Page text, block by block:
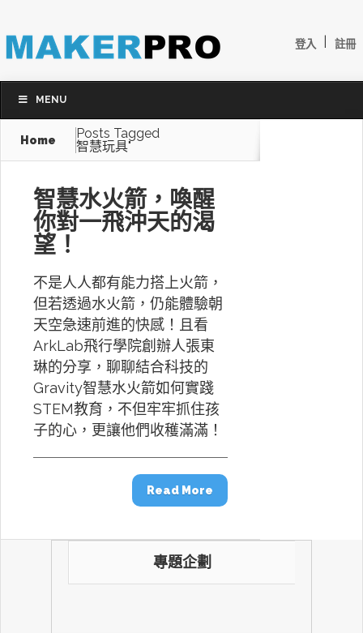
登入 註冊
MENU
Home
Posts Tagged
智慧玩具"
智慧水火箭，喚醒
你對一飛沖天的渴
望！
不是人人都有能力搭上火箭，
但若透過水火箭，仍能體驗朝
天空急速前進的快感！且看
ArkLab飛行學院創辦人張東
琳的分享，聊聊結合科技的
Gravity智慧水火箭如何實踐
STEM教育，不但牢牢抓住孩
子的心，更讓他們收穫滿滿！
Read More
專題企劃